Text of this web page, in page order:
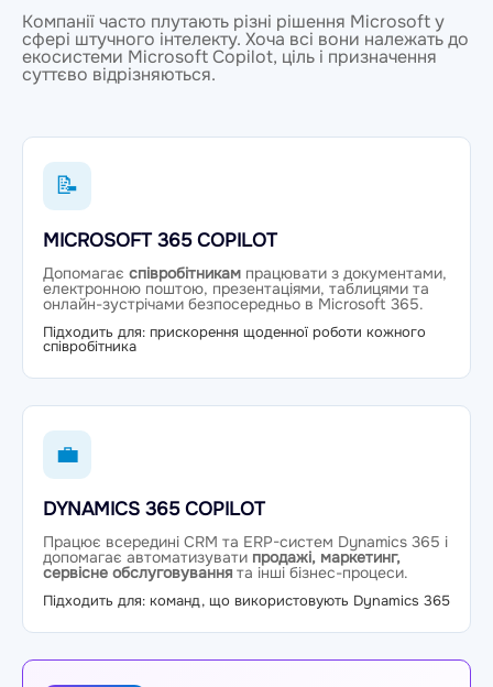
Компанії часто плутають різні рішення Microsoft у
сфері штучного інтелекту. Хоча всі вони належать до
екосистеми Microsoft Copilot, ціль і призначення
суттєво відрізняються.
📝
MICROSOFT 365 COPILOT
Допомагає співробітникам працювати з документами,
електронною поштою, презентаціями, таблицями та
онлайн-зустрічами безпосередньо в Microsoft 365.
Підходить для: прискорення щоденної роботи кожного
співробітника
💼
DYNAMICS 365 COPILOT
Працює всередині CRM та ERP-систем Dynamics 365 і
допомагає автоматизувати продажі, маркетинг,
сервісне обслуговування та інші бізнес-процеси.
Підходить для: команд, що використовують Dynamics 365